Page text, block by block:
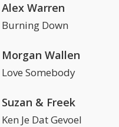
Alex Warren
Burning Down
Morgan Wallen
Love Somebody
Suzan & Freek
Ken Je Dat Gevoel